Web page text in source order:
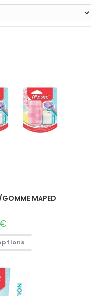
MAPED
€